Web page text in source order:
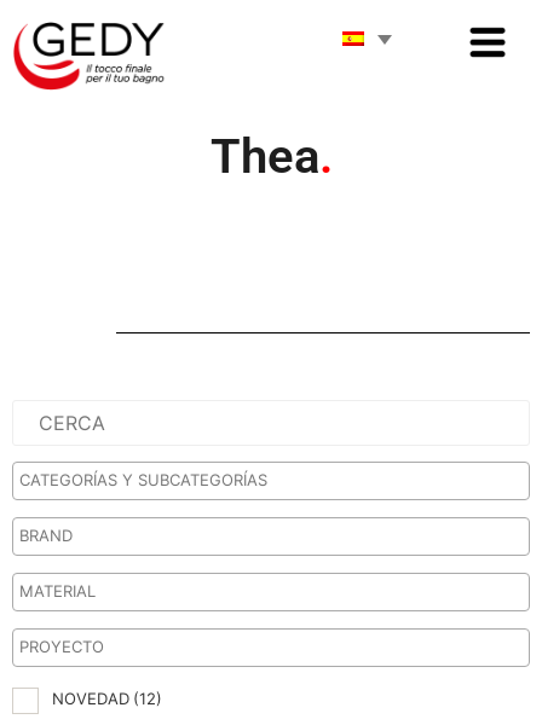
Thea.
NOVEDAD (12)